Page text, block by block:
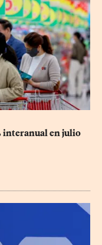
interanual en julio